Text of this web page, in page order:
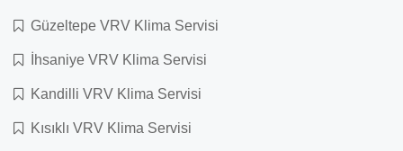
Güzeltepe VRV Klima Servisi
İhsaniye VRV Klima Servisi
Kandilli VRV Klima Servisi
Kısıklı VRV Klima Servisi